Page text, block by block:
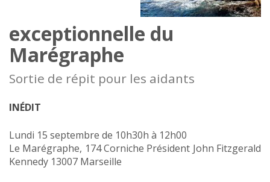
exceptionnelle du
Marégraphe
Sortie de répit pour les aidants
INÉDIT
Lundi 15 septembre de 10h30h à 12h00
Le Marégraphe, 174 Corniche Président John Fitzgerald
Kennedy 13007 Marseille